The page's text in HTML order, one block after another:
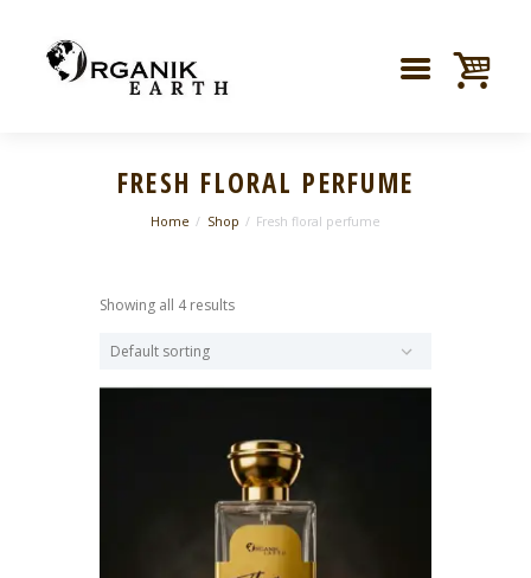
FRESH FLORAL PERFUME
Home Shop Fresh floral perfume
Showing all 4 results